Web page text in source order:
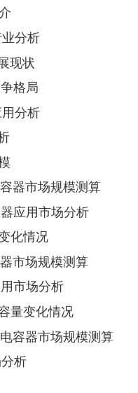
分析
现状
格局
分析
器市场规模测算
应用市场分析
化情况
市场规模测算
市场分析
量变化情况
容器市场规模测算
析